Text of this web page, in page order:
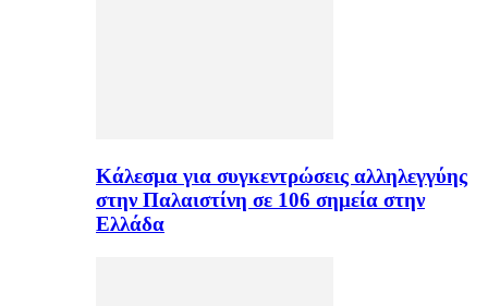
Κάλεσμα για συγκεντρώσεις αλληλεγγύης
στην Παλαιστίνη σε 106 σημεία στην
Ελλάδα